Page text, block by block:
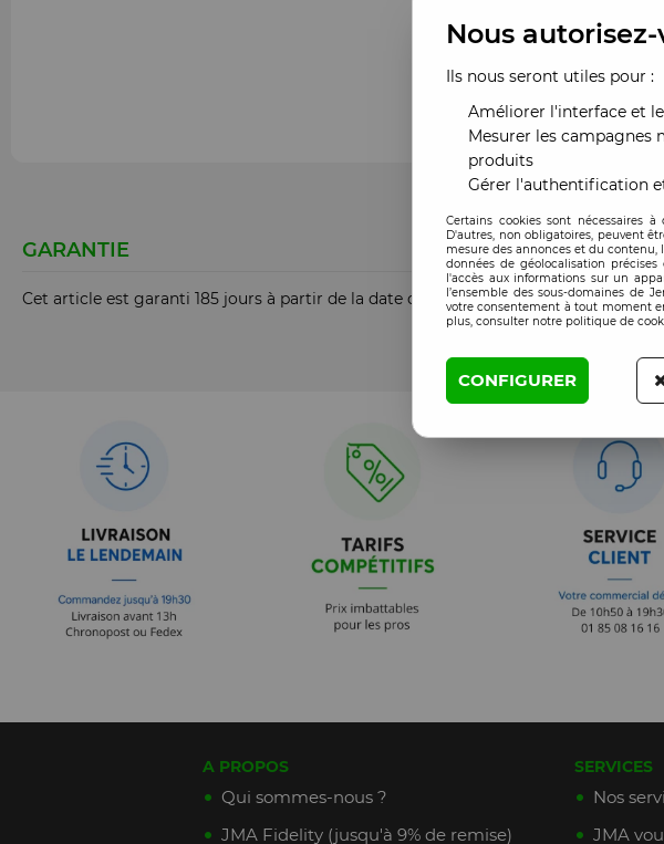
GARANTIE
Cet article est garanti 185 jours à partir de la date de commande
A PROPOS
Qui sommes-nous ?
JMA Fidelity (jusqu'à 9% de remise)
SERVICES
Nos
JMA
Nous
Ils nous seront utiles pour :
Améliorer l'interface et
Mesurer les campagnes
produits
Gérer l'authentification
Certains cookies sont nécessaires
D'autres, non obligatoires, peuvent
mesure des annonces et du
données de géolocalisation
l'accès aux informations sur un
l’ensemble des sous-domaines de
votre consentement à tout moment
plus, consulter notre politique de
CONFIGURER